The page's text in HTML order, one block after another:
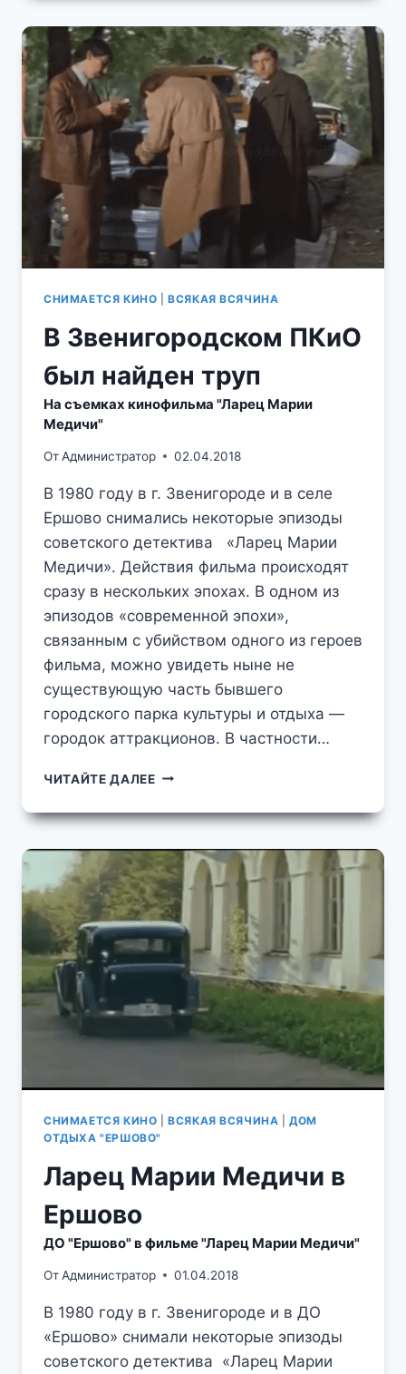
КРЮЧКОВ
В
СЕЛЕ
ЕРШОВО
СЪЁМКИ
ТЕЛЕФИЛЬМА
"ЧЕЛОВЕК
ПОЛУСТАНКЕ"
В
ОКРЕСТНОСТЯХ
ЗВЕНИГОРОДА
СНИМАЕТСЯ КИНО |ВСЯКАЯ ВСЯЧИНА
В Звенигородском ПКиО
был найден труп
На съемках кинофильма "Ларец Марии
Медичи"
ОтАдминистратор 02.04.2018
В 1980 году в г. Звенигороде и в селе
Ершово снимались некоторые эпизоды
советского детектива «Ларец Марии
Медичи». Действия фильма происходят
сразу в нескольких эпохах. В одном из
эпизодов «современной эпохи»,
связанным с убийством одного из героев
фильма, можно увидеть ныне не
существующую часть бывшего
городского парка культуры и отдыха —
городок аттракционов. В частности…
ЧИТАЙТЕ ДАЛЕЕВ
ПКИО
НАЙДЕН
ТРУП
НА
СЪЕМКАХ
КИНОФИЛЬМА
"ЛАРЕЦ
МАРИИ
МЕДИЧИ"
СНИМАЕТСЯ КИНО |ВСЯКАЯ ВСЯЧИНА |ДОМ
ОТДЫХА "ЕРШОВО"
Ларец Марии Медичи в
Ершово
ДО "Ершово" в фильме "Ларец Марии Медичи"
ОтАдминистратор 01.04.2018
В 1980 году в г. Звенигороде и в ДО
«Ершово» снимали некоторые эпизоды
советского детектива «Ларец Марии